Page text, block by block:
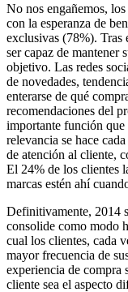
No nos engañemos,
con la esperanza de
exclusivas (78%). Tras
ser capaz de mantener
objetivo. Las redes
de novedades,
enterarse de qué
recomendaciones del
importante función que
relevancia se hace
de atención al cliente,
El 24% de los clientes
marcas estén ahí
Definitivamente, 2014
consolide como modo
cual los clientes, cada
mayor frecuencia de
experiencia de compra
cliente sea el aspecto